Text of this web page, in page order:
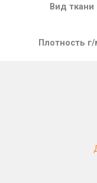
Вид ткани
Плотность